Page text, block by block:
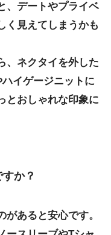
、デートやプライベ
く見えてしまうかも
、ネクタイを外した
イゲージニットに
とおしゃれな印象に
か？
あると安心です。